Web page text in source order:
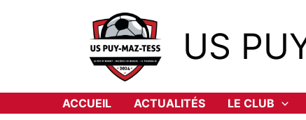
US
ACCUEIL ACTUALITÉS LE CLUB